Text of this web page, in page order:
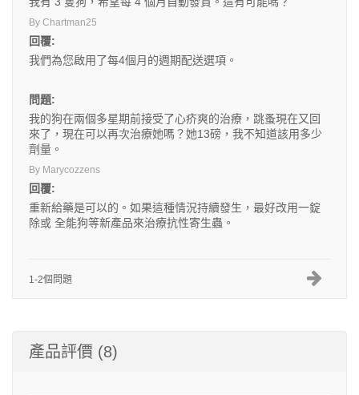
By Chartman25
回覆:
我們為您啟用了每4個月的週期配送選項。
問題:
我的狗在兩個多星期前接受了心疥爽的治療，跳蚤現在又回
來了，現在可以再次治療她嗎？她13磅，我不知道該用多少
劑量。
By Marycozzens
回覆:
重新給藥是可以的。如果這種情況持續發生，最好改用一錠
除或 全能狗等新產品來治療抗性寄生蟲。
1-2個問題
產品評價 (8)